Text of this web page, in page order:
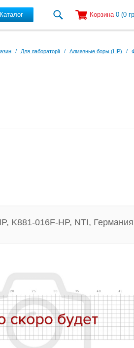
Каталог Корзина 0 (0
/ Для лабораторії / Алмазные боры (HP) /
K881-016F-HP, NTI, Германия